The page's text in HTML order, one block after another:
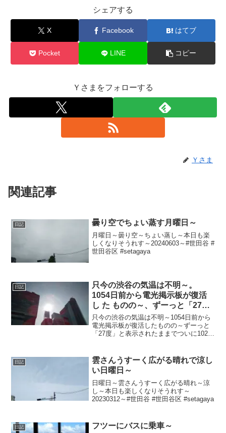
シェアする
X Facebook はてブ
Pocket LINE コピー
Ｙさまをフォローする
Ｙさま
関連記事
日記 曇り空でちょい蒸す月曜日～
月曜日～曇り空～ちょい蒸し～本日も楽
しくなりそうれす～20240603～#世田谷 #
世田谷区 #setagaya
日記
只今の渋谷の気温は不明～。
1054日前から電光掲示板が復活
し た ものの～、ずーっと「27
度」と表示されたままで、ついに
1026日 前か ら電源オフ状態
只今の渋谷の気温は不明～1054日前から
電光掲示板が復活したものの～ずーっと
「27度」と表示されたままでついに1026
#気温
日記
雲さんうすーく広がる晴れで涼し
い日曜日～
日曜日～雲さんうすーく広がる晴れ～涼
し～本日も楽しくなりそうれす～
20230312～#世田谷 #世田谷区 #setagaya
日記 フツーにバスに乗車～